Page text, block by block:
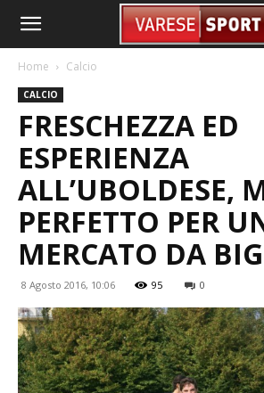
Home Calcio
CALCIO
FRESCHEZZA ED
ESPERIENZA
ALL’UBOLDESE,
PERFETTO PER
MERCATO DA BIG
8 Agosto 2016, 10:06 95 0